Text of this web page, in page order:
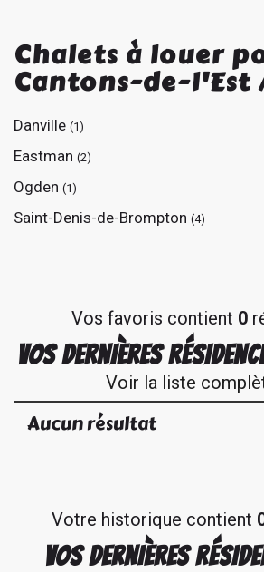
Chalets à louer
Cantons-de-l'Est
Danville (1)
Eastman (2)
Ogden (1)
Saint-Denis-de-Brompton (4)
Vos favoris contient 0
VOS DERNIÈRES
Voir la liste
Aucun résultat
Votre historique contient
VOS DERNIÈRES